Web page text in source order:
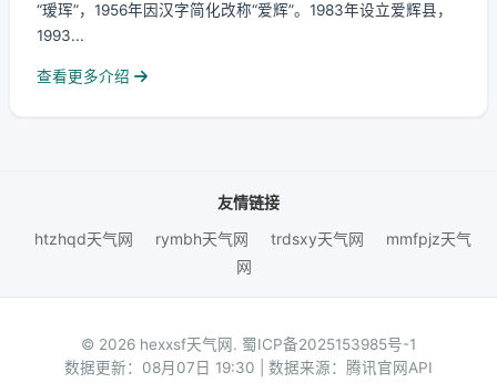
“瑷珲”，1956年因汉字简化改称“爱辉”。1983年设立爱辉县，
1993...
查看更多介绍
友情链接
htzhqd天气网
rymbh天气网 trdsxy天气网
mmfpjz天气
网
© 2026 hexxsf天气网. 蜀ICP备2025153985号-1
数据更新：08月07日 19:30 | 数据来源：腾讯官网API